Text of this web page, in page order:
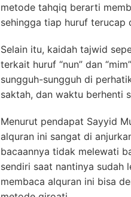
metode tahqiq berarti
sehingga tiap huruf terucap
Selain itu, kaidah tajwid
terkait huruf “nun” dan
sungguh-sungguh di
saktah, dan waktu berhenti
Menurut pendapat Sayyid
alquran ini sangat di
bacaannya tidak melewati
sendiri saat nantinya sudah
membaca alquran ini bisa